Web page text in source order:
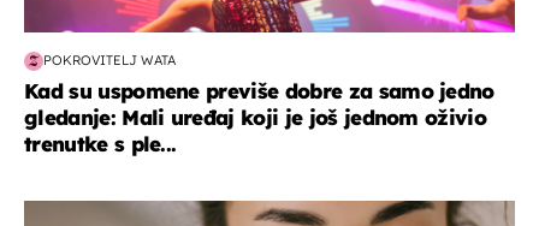
POKROVITELJ WATA
Kad su uspomene previše dobre za samo jedno
gledanje: Mali uređaj koji je još jednom oživio
trenutke s ple...
moda & ljepota